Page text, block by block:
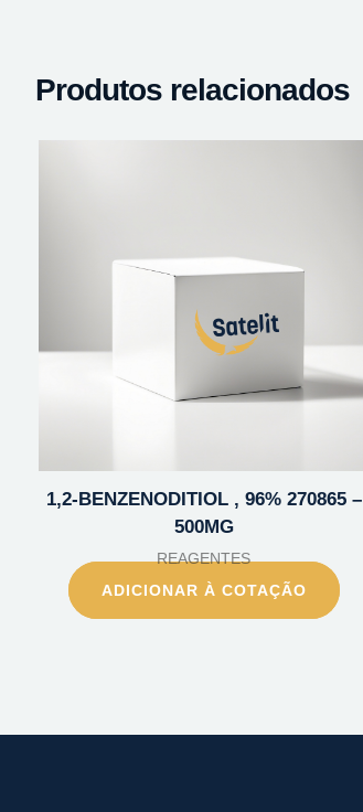
Produtos relacionados
1,2-BENZENODITIOL , 96% 270865 –
500MG
REAGENTES
ADICIONAR À COTAÇÃO